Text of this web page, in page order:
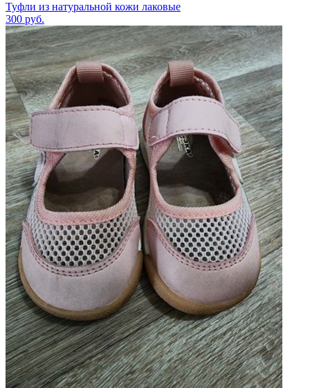
Туфли из натуральной кожи лаковые
300 руб.